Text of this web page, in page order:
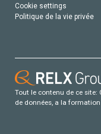
Cookie settings
Politique de la vie privée
Tout le contenu de ce
de données, a la